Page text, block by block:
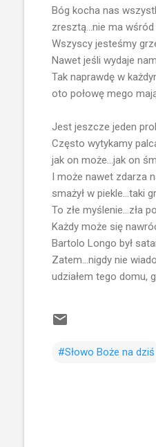
Bóg kocha nas
zresztą...nie ma
Wszyscy jesteśmy
Nawet jeśli wydaje
Tak naprawdę w
oto połowę mego
Jest jeszcze jeden
Często wytykamy
jak on może...jak on
I może nawet zdarza
smażył w piekle...taki
To złe myślenie...zła
Każdy może się
Bartolo Longo był
Zatem...nigdy nie
udziałem tego domu,
#Słowo Boże na dziś